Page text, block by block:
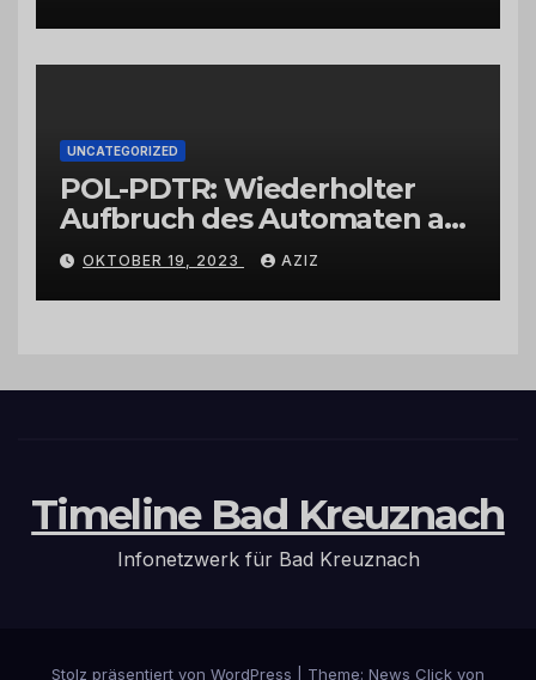
UNCATEGORIZED
POL-PDTR: Wiederholter
Aufbruch des Automaten am
Wohnmobilstellplatz in
Hermeskeil am Labachweg
OKTOBER 19, 2023 AZIZ
Timeline Bad Kreuznach
Infonetzwerk für Bad Kreuznach
Stolz präsentiert von WordPress Theme: News Click von